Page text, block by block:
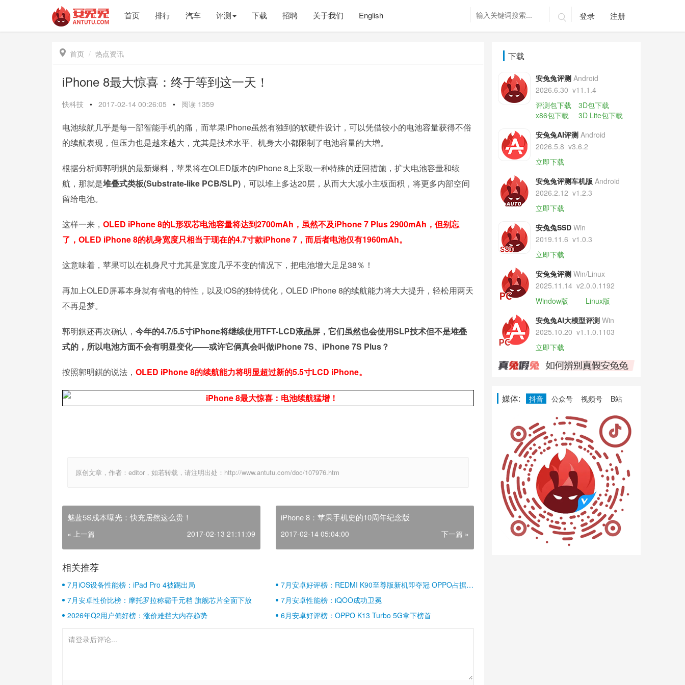
首页 排行 汽车 评测 下载 招聘 关于我们 English  登录 注册
 首页 热点资讯
iPhone 8最大惊喜：终于等到这一天！
快科技 • 2017-02-14 00:26:05 • 阅读 1359
电池续航几乎是每一部智能手机的痛，而苹果iPhone虽然有独到的软硬件设计，可以凭借较小的电池容量获得不俗
的续航表现，但压力也是越来越大，尤其是技术水平、机身大小都限制了电池容量的大增。
根据分析师郭明錤的最新爆料，苹果将在OLED版本的iPhone 8上采取一种特殊的迂回措施，扩大电池容量和续
航，那就是堆叠式类板(Substrate-like PCB/SLP) ，可以堆上多达20层，从而大大减小主板面积，将更多内部空间
留给电池。
这样一来， OLED iPhone 8的L形双芯电池容量将达到2700mAh，虽然不及iPhone 7 Plus 2900mAh，但别忘
了，OLED iPhone 8的机身宽度只相当于现在的4.7寸款iPhone 7，而后者电池仅有1960mAh。
这意味着，苹果可以在机身尺寸尤其是宽度几乎不变的情况下，把电池增大足足38％！
再加上OLED屏幕本身就有省电的特性，以及iOS的独特优化，OLED iPhone 8的续航能力将大大提升，轻松用两天
不再是梦。
郭明錤还再次确认， 今年的4.7/5.5寸iPhone将继续使用TFT-LCD液晶屏，它们虽然也会使用SLP技术但不是堆叠
式的，所以电池方面不会有明显变化——或许它俩真会叫做iPhone 7S、iPhone 7S Plus？
按照郭明錤的说法， OLED iPhone 8的续航能力将明显超过新的5.5寸LCD iPhone。
原创文章，作者：editor，如若转载，请注明出处：http://www.antutu.com/doc/107976.htm
魅蓝5S成本曝光：快充居然这么贵！
« 上一篇 2017-02-13 21:11:09
iPhone 8：苹果手机史的10周年纪念版
2017-02-14 05:04:00 下一篇 »
相关推荐
7月iOS设备性能榜：iPad Pro 4被踢出局
7月安卓好评榜：REDMI K90至尊版新机即夺冠 OPPO占据半
壁江山
7月安卓性价比榜：摩托罗拉称霸千元档 旗舰芯片全面下放
7月安卓性能榜：iQOO成功卫冕
2026年Q2用户偏好榜：涨价难挡大内存趋势
6月安卓好评榜：OPPO K13 Turbo 5G拿下榜首
下载
安兔兔评测 Android
2026.6.30 v11.1.4
评测包下载
3D包下载
x86包下载
3D Lite包下载
安兔兔AI评测 Android
2026.5.8 v3.6.2
立即下载
安兔兔评测车机版 Android
2026.2.12 v1.2.3
立即下载
安兔兔SSD Win
2019.11.6 v1.0.3
立即下载
安兔兔评测 Win/Linux
2025.11.14 v2.0.0.1192
Window版
Linux版
安兔兔AI大模型评测 Win
2025.10.20 v1.1.0.1103
立即下载
媒体: 抖音 公众号 视频号 B站